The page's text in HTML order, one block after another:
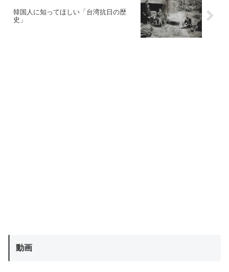
韓国人に知ってほしい「台湾抗日の歴
史」
動画